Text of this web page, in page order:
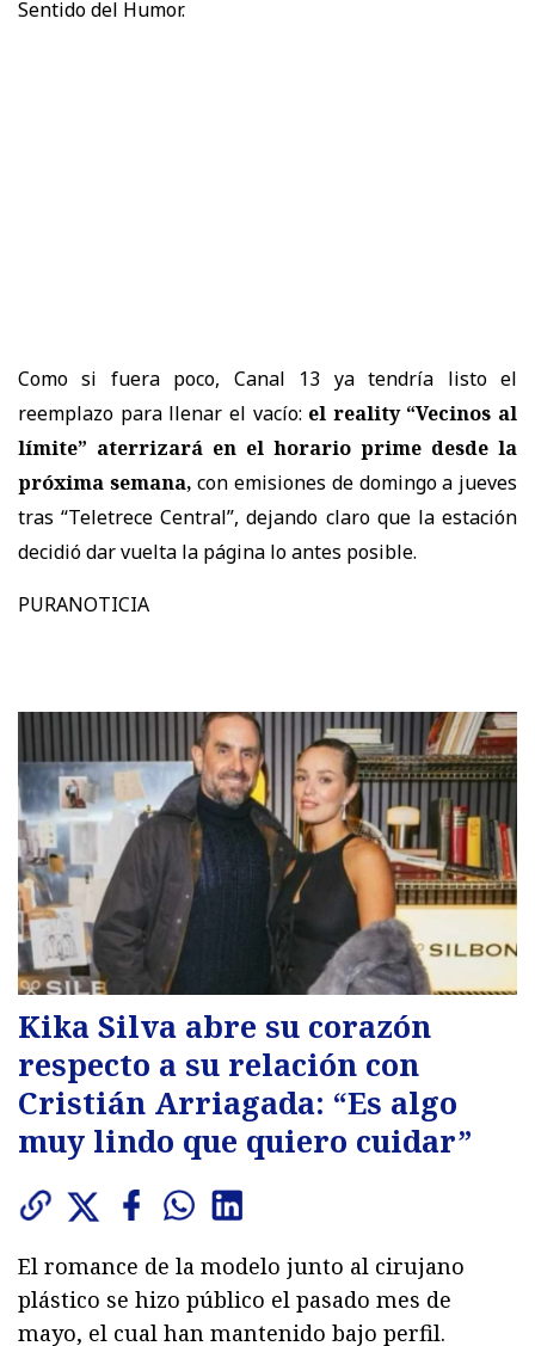
Sentido del Humor.
Como si fuera poco, Canal 13 ya tendría listo el
reemplazo para llenar el vacío: el reality “Vecinos al
límite” aterrizará en el horario prime desde la
próxima semana, con emisiones de domingo a jueves
tras “Teletrece Central”, dejando claro que la estación
decidió dar vuelta la página lo antes posible.
PURANOTICIA
Kika Silva abre su corazón
respecto a su relación con
Cristián Arriagada: “Es algo
muy lindo que quiero cuidar”
El romance de la modelo junto al cirujano
plástico se hizo público el pasado mes de
mayo, el cual han mantenido bajo perfil.